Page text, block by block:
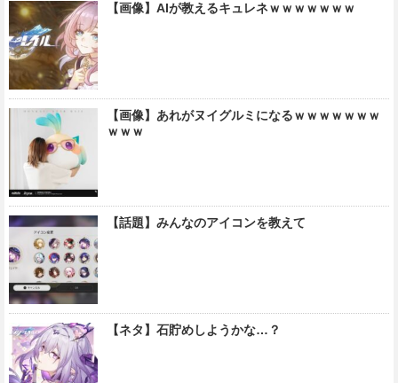
【画像】AIが教えるキュレネｗｗｗｗｗｗｗ
【画像】あれがヌイグルミになるｗｗｗｗｗｗｗ
ｗｗｗ
【話題】みんなのアイコンを教えて
【ネタ】石貯めしようかな…？